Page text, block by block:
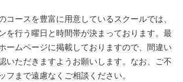
コースを豊富に用意しているスクールでは、
を行う曜日と時間帯が決まっております。最
ームページに掲載しておりますので、間違い
いただきますようお願いします。なお、ご不
フまで遠慮なくご相談ください。